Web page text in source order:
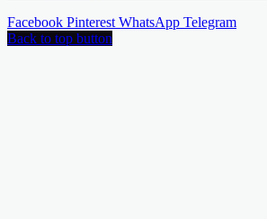
Facebook Pinterest WhatsApp Telegram
Back to top button